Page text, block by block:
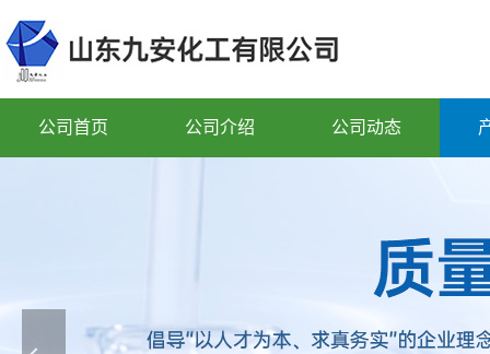
公司首页 公司介绍 公司动态